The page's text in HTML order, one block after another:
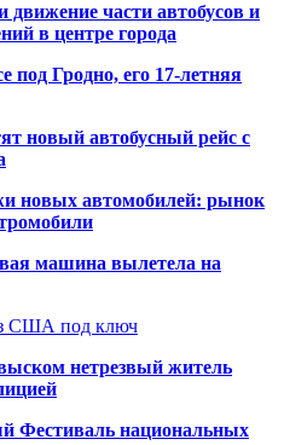
части автобусов и
в центре города
под Гродно, его 17-летняя
новый автобусный рейс с
новых автомобилей: рынок
машина вылетела на
США под ключ
нетрезвый житель
Фестиваль национальных